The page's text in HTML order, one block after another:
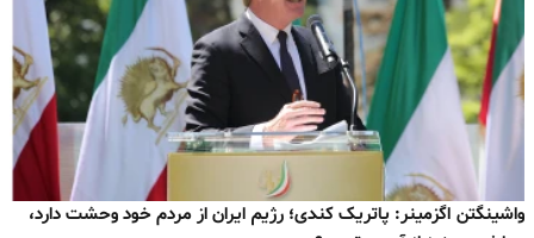
واشینگتن اگزمینر: پاتریک کندی؛ رژیم ایران از مردم خود وحشت دارد،